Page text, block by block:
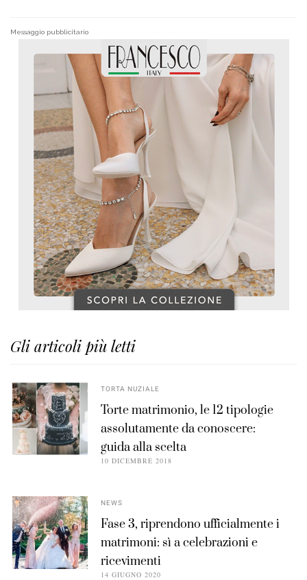
Messaggio pubblicitario
Gli articoli più letti
TORTA NUZIALE
Torte matrimonio, le 12 tipologie
assolutamente da conoscere:
guida alla scelta
10 DICEMBRE 2018
NEWS
Fase 3, riprendono ufficialmente i
matrimoni: sì a celebrazioni e
ricevimenti
14 GIUGNO 2020